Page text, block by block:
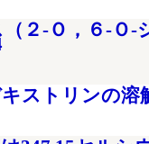
２‐Ｏ，６‐Ｏ
ストリンの溶